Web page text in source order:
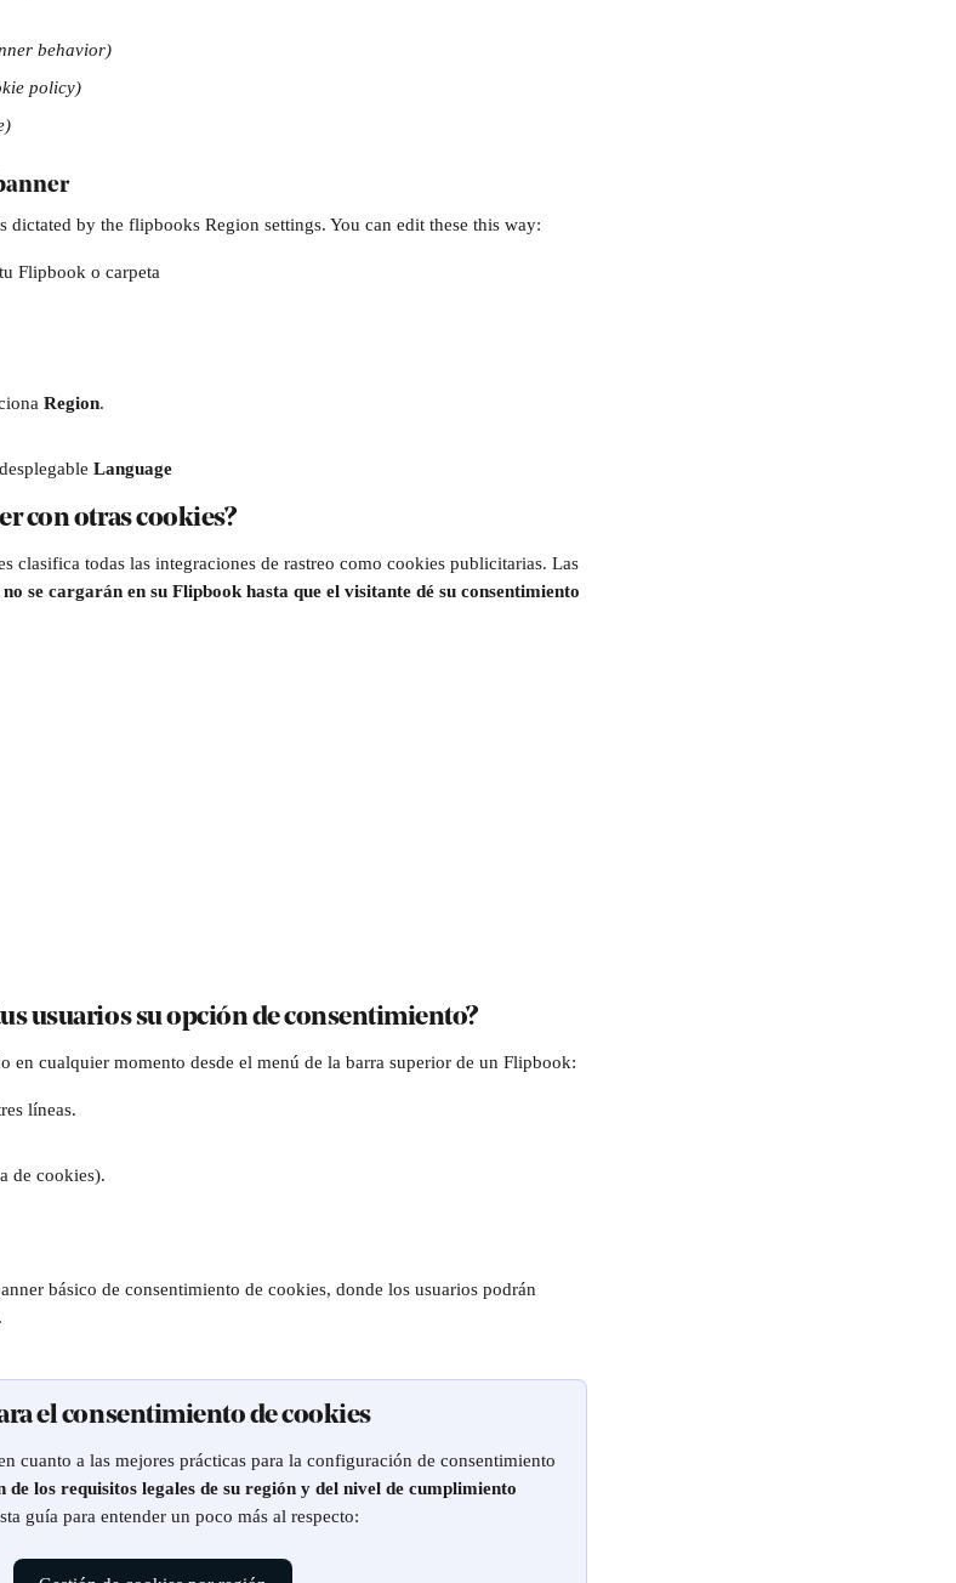
behavior)
policy)
dictated by the flipbooks Region settings. You can edit these this way:
Flipbook o carpeta
Region.
Language
con otras cookies?
clasifica todas las integraciones de rastreo como cookies publicitarias. Las
no se cargarán en su Flipbook hasta que el visitante dé su consentimiento
usuarios su opción de consentimiento?
en cualquier momento desde el menú de la barra superior de un Flipbook:
líneas.
de cookies).
básico de consentimiento de cookies, donde los usuarios podrán
el consentimiento de cookies
de los requisitos legales de su región y del nivel de cumplimiento
guía para entender un poco más al respecto: